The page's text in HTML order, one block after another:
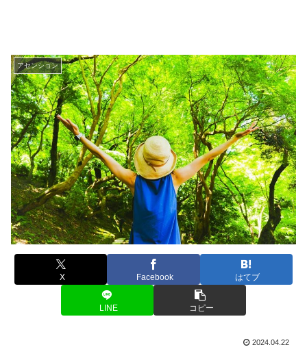
アセンション
X Facebook はてブ
LINE コピー
2024.04.22